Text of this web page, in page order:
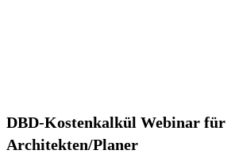
DBD-Kostenkalkül Webinar für
Architekten/Planer